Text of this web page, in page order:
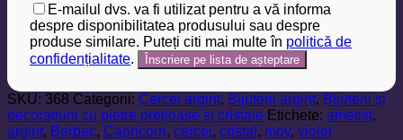
E-mailul dvs. va fi utilizat pentru a vă informa
despre disponibilitatea produsului sau despre
produse similare. Puteți citi mai multe în politică de
confidențialitate.
SKU: 368 Categorii: Cercei argint, Bijuterii argint, Bijuterii și
decorațiuni cu pietre prețioase și cristale Etichete: ametist,
argint, Berbec, Capricorn, cercei, cristal , mov, violet